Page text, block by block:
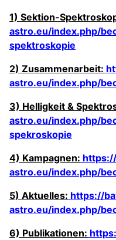
1) Sektion-
astro.eu/index.php/
spektroskopie
2) Zusammenarbeit:
astro.eu/index.php/
3) Helligkeit &
astro.eu/index.php/
spekroskopie
4) Kampagnen:
astro.eu/index.php/
5) Aktuelles: https://
astro.eu/index.php/
6) Publikationen: